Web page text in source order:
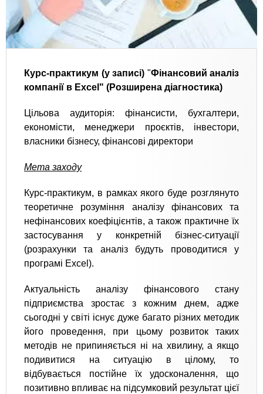
Курс-практикум (у записі) "Фінансовий аналіз
компанії в Excel" (Розширена діагностика)
Цільова аудиторія: фінансисти, бухгалтери,
економісти, менеджери проєктів, інвестори,
власники бізнесу, фінансові директори
Мета заходу
Курс-практикум, в рамках якого буде розглянуто
теоретичне розуміння аналізу фінансових та
нефінансових коефіцієнтів, а також практичне їх
застосування у конкретній бізнес-ситуації
(розрахунки та аналіз будуть проводитися у
програмі Excel).
Актуальність аналізу фінансового стану
підприємства зростає з кожним днем, адже
сьогодні у світі існує дуже багато різних методик
його проведення, при цьому розвиток таких
методів не припиняється ні на хвилину, а якщо
подивитися на ситуацію в цілому, то
відбувається постійне їх удосконалення, що
позитивно впливає на підсумковий результат цієї